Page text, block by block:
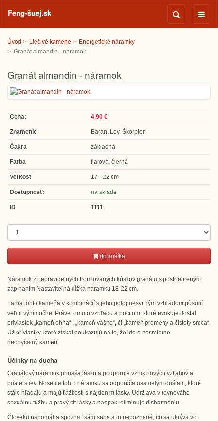
Feng-šuej.sk
Úvod Liečivé kamene
Energetické náramky
Granát almandin - náramok
Granát almandin - náramok
Cena: 4,90 €
Znamenie Baran, Lev, Škorpión
Čakra základná
Farba fialová, čierná
Veľkosť 17 - 22 cm
Dostupnosť: na sklade
ID 1111
do košíka
Náramok z nepravidelných tromlovaných kúskov granátu s postriebreným
zapínaním Nastaviteľná dĺžka náramku 18-22 cm.
Farba tohto kameňa v kombinácií s jeho polopriesvitným vzhľadom pôsobí
veľmi výnimočne. Práve tomuto vzhľadu a pocitom, ktoré evokuje dostal
prívlastok „kameň ohňa“ , „kameň vášne“, či „kameň premeny a čistoty srdca“.
Už prívlastky, ktoré získal poukazujú na to, že ide o nesmierne
neobyčajný kameň.
Účinky na ducha
Granátový náramok prináša lásku a podporuje vznik nových vzťahov a
priateľstiev. Nosenie tohto náramku sa odporúča osamelým dušiam, ktoré
stále hľadajú a majú ťažkosti s nájdením lásky. Udržiava v rovnováhe
sexuálnu túžbu a pravý cit lásky a naopak, eliminuje disharmóniu.
Človeku napomáha spoznať sám seba a to nepoznané, čo sa ukrýva vo